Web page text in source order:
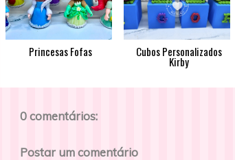
Princesas Fofas Cubos Personalizados
Kirby
0 comentários:
Postar um comentário